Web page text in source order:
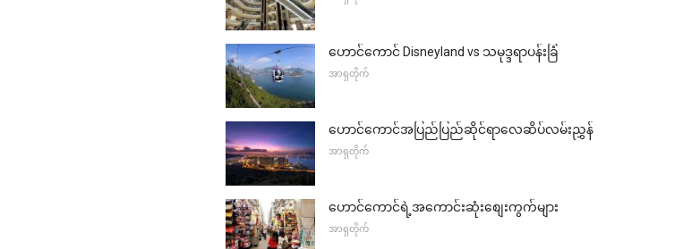
ဟောင်ကောင် Disneyland vs သမုဒ္ဒရာပန်းခြံ
အာရှတိုက်
ဟောင်ကောင်အပြည်ပြည်ဆိုင်ရာလေဆိပ်လမ်းညွှန်
အာရှတိုက်
ဟောင်ကောင်ရဲ့အကောင်းဆုံးစျေးကွက်များ
အာရှတိုက်